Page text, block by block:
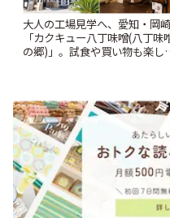
大人の工場見学へ、愛知・岡崎
「カクキュー八丁味噌(八丁味
の郷)」。試食や買い物も楽し